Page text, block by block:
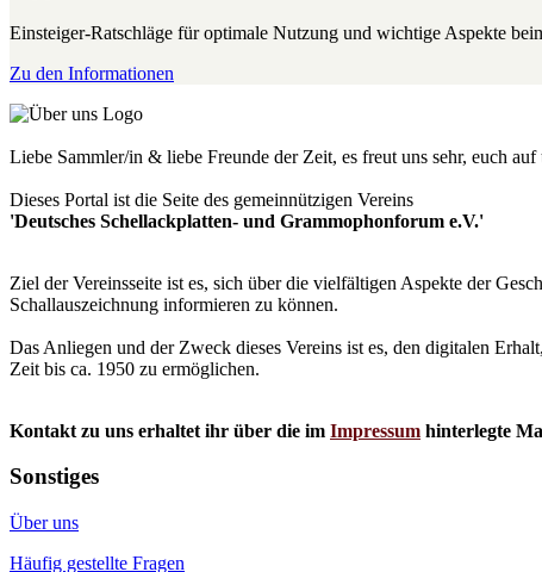
Einsteiger-Ratschläge für optimale Nutzung und wichtige Aspekte
Zu den Informationen
Liebe Sammler/in & liebe Freunde der Zeit, es freut uns sehr, euch
Dieses Portal ist die Seite des gemeinnützigen Vereins
'Deutsches Schellackplatten- und Grammophonforum e.V.'
Ziel der Vereinsseite ist es, sich über die vielfältigen Aspekte der
Schallauszeichnung informieren zu können.
Das Anliegen und der Zweck dieses Vereins ist es, den digitalen
Zeit bis ca. 1950 zu ermöglichen.
Kontakt zu uns erhaltet ihr über die im Impressum hinterlegte
Sonstiges
Über uns
Häufig gestellte Fragen